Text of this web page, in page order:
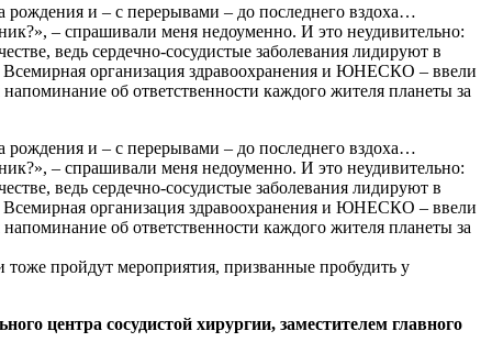
рождения и – с перерывами – до последнего вздоха…
– спрашивали меня недоуменно. И это неудивительно:
ведь сердечно-сосудистые заболевания лидируют в
Всемирная организация здравоохранения и ЮНЕСКО – ввели
об ответственности каждого жителя планеты за
рождения и – с перерывами – до последнего вздоха…
– спрашивали меня недоуменно. И это неудивительно:
ведь сердечно-сосудистые заболевания лидируют в
Всемирная организация здравоохранения и ЮНЕСКО – ввели
об ответственности каждого жителя планеты за
пройдут мероприятия, призванные пробудить у
центра сосудистой хирургии, заместителем главного